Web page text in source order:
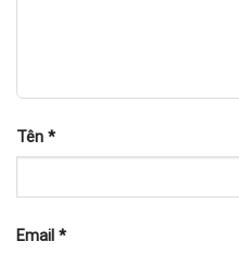
Tên *
Email *